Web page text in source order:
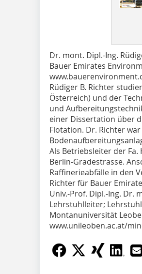
Dr. mont. Dipl.-Ing.
Bauer Emirates
Rüdiger B. Richter
Österreich) und der
und
einer Dissertation über
Flotation. Dr. Richter
Als Betriebsleiter der
Berlin-Gradestrasse.
Raffinerieabfälle in den
Richter für Bauer
Univ.-Prof. Dipl.-Ing. Dr.
Lehrstuhlleiter;
Montanuniversität
www.unileoben.ac.at/